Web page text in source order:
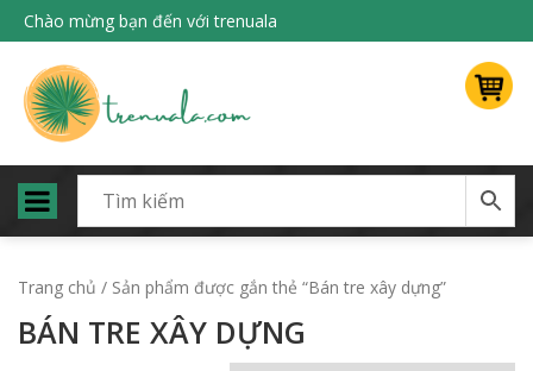
Chào mừng bạn đến với trenuala
Trang chủ / Sản phẩm được gắn thẻ “Bán tre xây dựng”
BÁN TRE XÂY DỰNG